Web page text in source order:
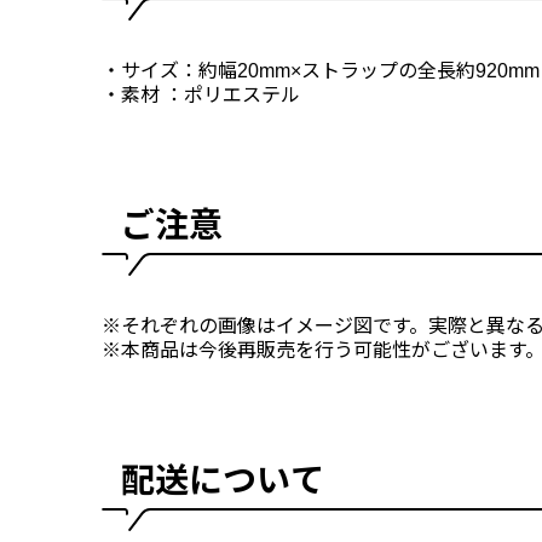
・サイズ：約幅20mm×ストラップの全長約920mm
・素材 ：ポリエステル
ご注意
※それぞれの画像はイメージ図です。実際と異なる
※本商品は今後再販売を行う可能性がございます。
配送について